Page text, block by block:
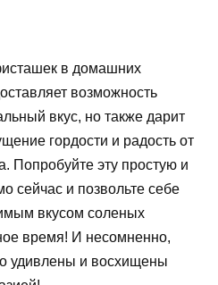
в домашних
возможность
вкус, но также дарит
гордости и радость от
Попробуйте эту простую и
сейчас и позвольте себе
вкусом соленых
время! И несомненно,
удивлены и восхищены